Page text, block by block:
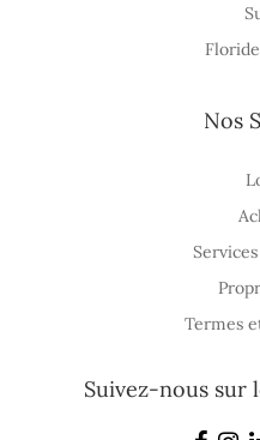
Nos
Termes
Suivez-nous sur